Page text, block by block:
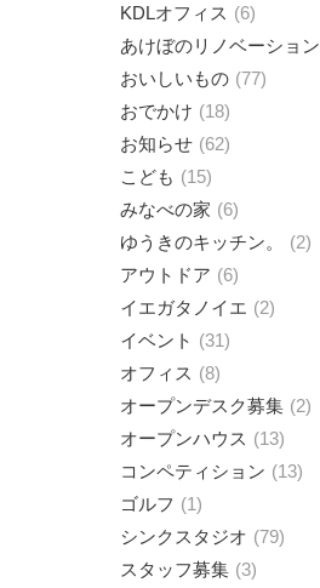
KDLオフィス
6
あけぼのリノベーション
おいしいもの 77
おでかけ
18
お知らせ
62
こども
15
みなべの家
6
ゆうきのキッチン。
2
アウトドア
6
イエガタノイエ
2
イベント
31
オフィス
8
オープンデスク募集
2
オープンハウス
13
コンペティション
13
ゴルフ
1
シンクスタジオ
79
スタッフ募集 3